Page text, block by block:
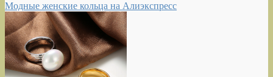
Модные женские кольца на Алиэкспресс